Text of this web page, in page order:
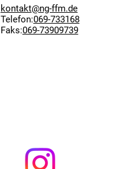
kontakt@ng-ffm.de
Telefon:069-733168
Faks:069-73909739